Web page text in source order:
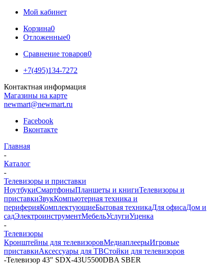
Мой кабинет
Корзина0
Отложенные0
Сравнение товаров0
+7(495)134-7272
Контактная информация
Магазины на карте
newmart@newmart.ru
Facebook
Вконтакте
Главная
-
Каталог
-
Телевизоры и приставки
НоутбукиСмартфоныПланшеты и книгиТелевизоры и
приставкиЗвукКомпьютерная техника и
периферияКомплектующиеБытовая техникаДля офисаДом и
садЭлектроинструментМебельУслугиУценка
-
Телевизоры
Кронштейны для телевизоровМедиаплеерыИгровые
приставкиАксессуары для ТВСтойки для телевизоров
-Телевизор 43" SDX-43U5500DBA SBER